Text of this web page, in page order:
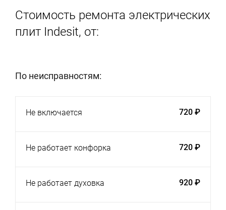
Стоимость ремонта электрических
плит Indesit, от:
По неисправностям:
Не включается 720 ₽
Не работает конфорка 720 ₽
Не работает духовка 920 ₽